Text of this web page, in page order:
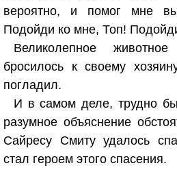
вероятно, и помог мне
Подойди ко мне, Топ!
Великолепное
бросилось к своему
погладил.
И в самом деле, трудно
разумное объяснение
Сайресу Смиту удалось
стал героем этого спасения.